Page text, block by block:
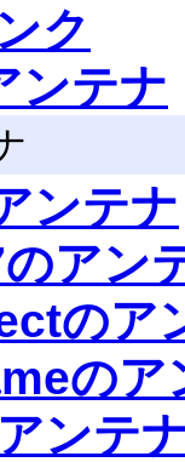
ク
ンテナ
ンテナ
アン
のア
のア
ンテ